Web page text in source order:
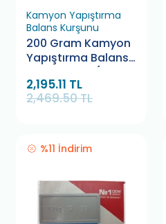
Kamyon Yapıştırma
Balans Kurşunu
200 Gram Kamyon
Yapıştırma Balans
Kurşunu WB (25
Adet)
2,195.11 TL
2,469.50 TL
%11 İndirim